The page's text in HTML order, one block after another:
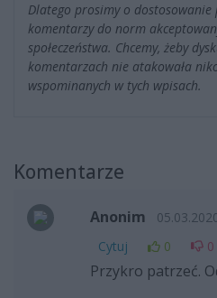
Dlatego prosimy o dostosowanie
komentarzy do norm
społeczeństwa. Chcemy, żeby
komentarzach nie atakowała
wspominanych w tych wpisach.
Komentarze
Anonim
Cytuj
0 0
Przykro patrzeć.